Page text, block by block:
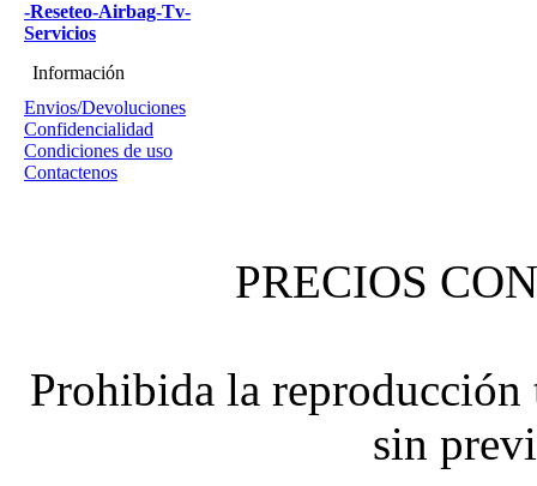
-Reseteo-Airbag-Tv-
Servicios
Información
Envios/Devoluciones
Confidencialidad
Condiciones de uso
Contactenos
PRECIOS
Prohibida la
sin